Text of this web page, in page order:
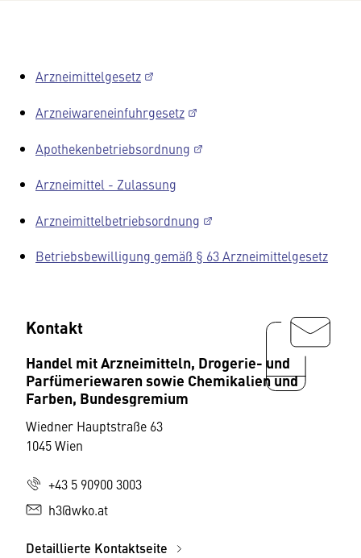
Arzneimittelgesetz
Arzneiwareneinfuhrgesetz
Apothekenbetriebsordnung
Arzneimittel - Zulassung
Arzneimittelbetriebsordnung
Betriebsbewilligung gemäß § 63 Arzneimittelgesetz
Kontakt
Handel mit Arzneimitteln, Drogerie- und
Parfümeriewaren sowie Chemikalien und
Farben, Bundesgremium
Wiedner Hauptstraße 63
1045 Wien
+43 5 90900 3003
h3@wko.at
Detaillierte Kontaktseite